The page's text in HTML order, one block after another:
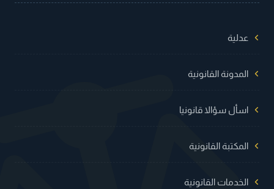
عدلية
المدونة القانونية
اسأل سؤالا قانونيا
المكتبة القانونية
الخدمات القانونية